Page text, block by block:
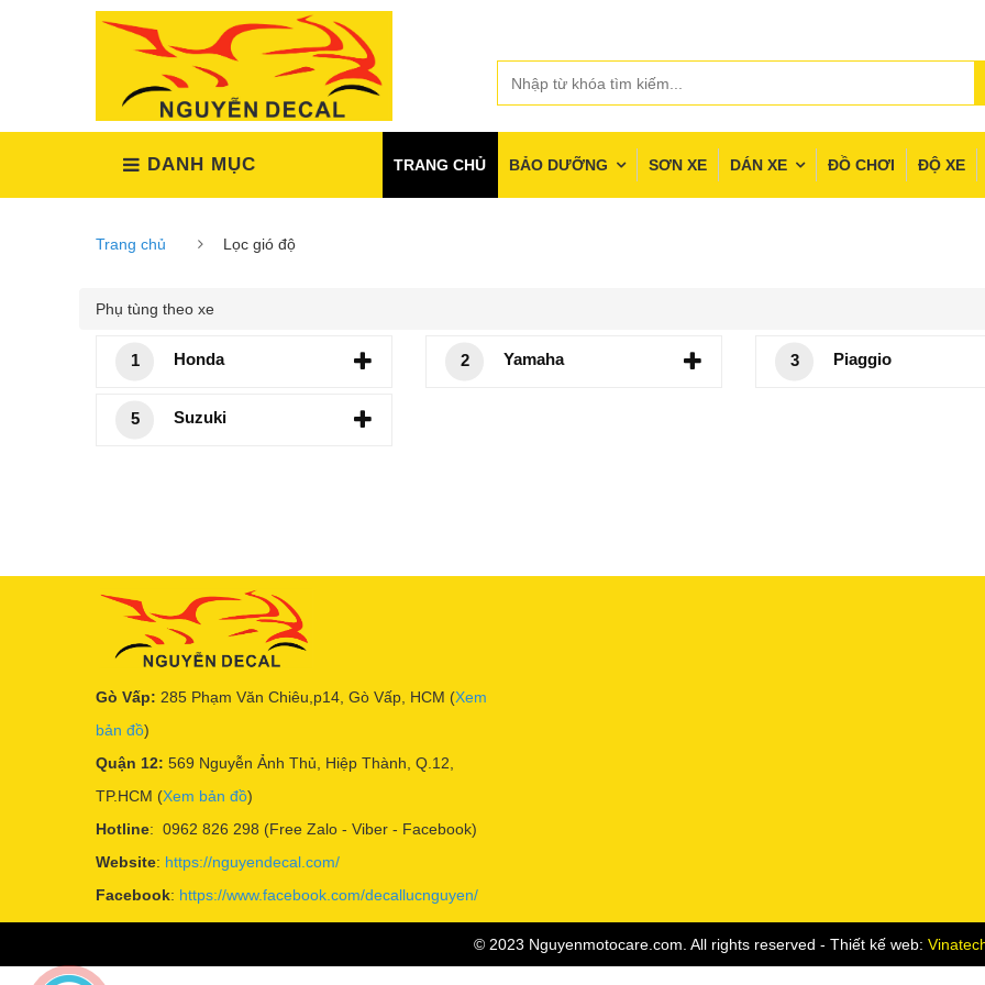
DANH MỤC TRANG CHỦ BẢO DƯỠNG SƠN XE DÁN XE ĐỒ CHƠI ĐỘ XE
Trang chủ Lọc gió độ
Phụ tùng theo xe
1 Honda 2 Yamaha 3 Piaggio
5 Suzuki
Gò Vấp: 285 Phạm Văn Chiêu,p14, Gò Vấp, HCM (Xem
bản đồ)
Quận 12: 569 Nguyễn Ảnh Thủ, Hiệp Thành, Q.12,
TP.HCM (Xem bản đồ)
Hotline: 0962 826 298 (Free Zalo - Viber - Facebook)
Website: https://nguyendecal.com/
Facebook: https://www.facebook.com/decallucnguyen/
© 2023 Nguyenmotocare.com. All rights reserved - Thiết kế web: